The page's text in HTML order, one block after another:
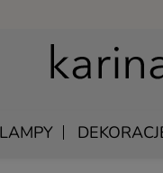
LAMPY